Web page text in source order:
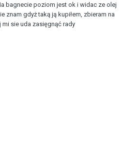
bagnecie poziom jest ok i widac ze olej
znam gdyż taką ją kupiłem, zbieram na
mi sie uda zasięgnąć rady